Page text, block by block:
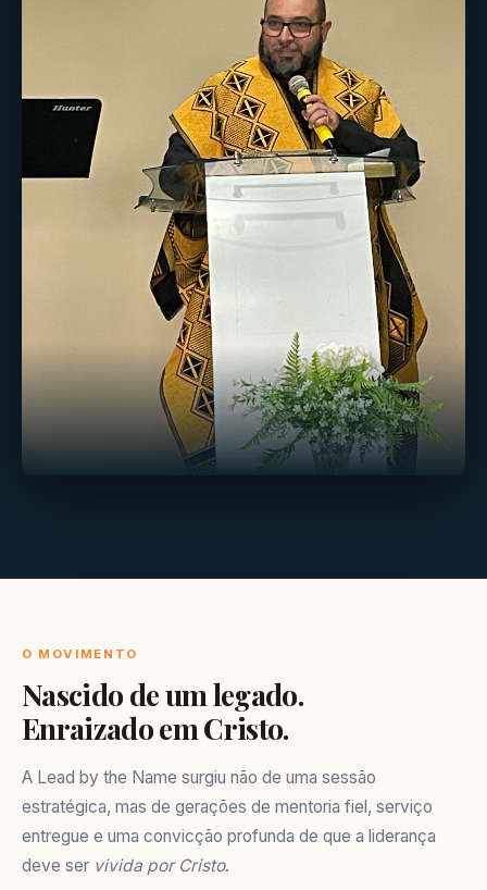
O MOVIMENTO
Nascido de um legado.
Enraizado em Cristo.
A Lead by the Name surgiu não de uma sessão
estratégica, mas de gerações de mentoria fiel, serviço
entregue e uma convicção profunda de que a liderança
deve ser vivida por Cristo.